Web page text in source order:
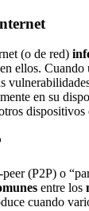
(o de red)
ellos.
en su
(P2P) o
entre los
cuando